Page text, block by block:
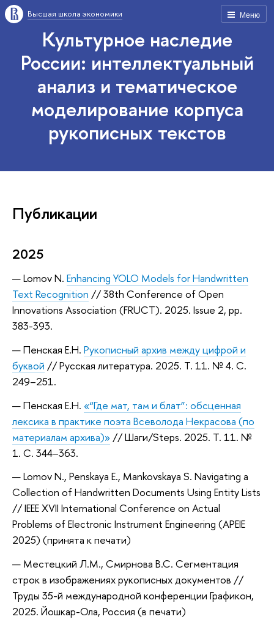
Меню
Высшая школа экономики
Культурное наследие
России: интеллектуальный
анализ и тематическое
моделирование корпуса
рукописных текстов
Публикации
2025
Lomov N. Enhancing YOLO Models for Handwritten
Text Recognition // 38th Conference of Open
Innovations Association (FRUCT). 2025. Issue 2, pp.
383-393.
Пенская Е.Н. Рукописный архив между цифрой и
буквой // Русская литература. 2025. Т. 11. № 4. С.
249–251.
Пенская Е.Н. «“Где мат, там и блат”: обсценная
лексика в практике поэта Всеволода Некрасова (по
материалам архива)» // Шаги/Steps. 2025. Т. 11. №
1. С. 344–363.
Lomov N., Penskaya E., Mankovskaya S. Navigating a
Collection of Handwritten Documents Using Entity Lists
// IEEE XVII International Conference on Actual
Problems of Electronic Instrument Engineering (APEIE
2025) (принята к печати)
Местецкий Л.М., Смирнова В.С. Сегментация
строк в изображениях рукописных документов //
Труды 35-й международной конференции Графикон,
2025. Йошкар-Ола, Россия (в печати)